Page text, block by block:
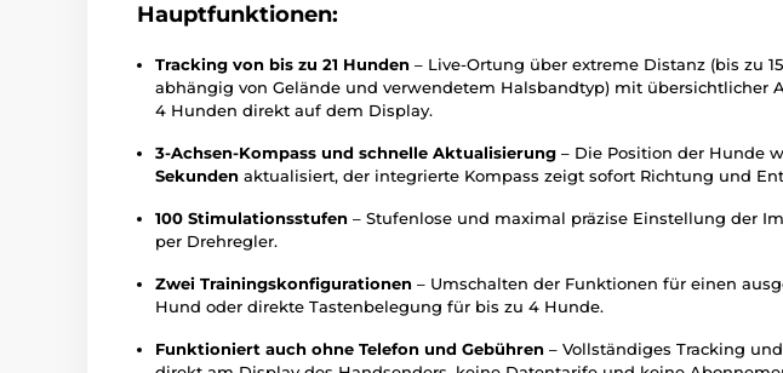
Hauptfunktionen:
Tracking von bis zu 21 Hunden – Live-Ortung über extreme Distanz (bis zu
abhängig von Gelände und verwendetem Halsbandtyp) mit übersichtlicher
4 Hunden direkt auf dem Display.
3-Achsen-Kompass und schnelle Aktualisierung – Die Position der Hunde
Sekunden aktualisiert, der integrierte Kompass zeigt sofort Richtung und
100 Stimulationsstufen – Stufenlose und maximal präzise Einstellung der
per Drehregler.
Zwei Trainingskonfigurationen – Umschalten der Funktionen für einen
Hund oder direkte Tastenbelegung für bis zu 4 Hunde.
Funktioniert auch ohne Telefon und Gebühren – Vollständiges Tracking